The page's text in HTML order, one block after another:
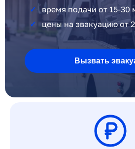
время подачи от 15-30
цены на эвакуацию от
Вызвать